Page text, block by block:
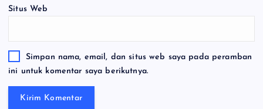
Situs Web
Simpan nama, email, dan situs web saya pada peramban
ini untuk komentar saya berikutnya.